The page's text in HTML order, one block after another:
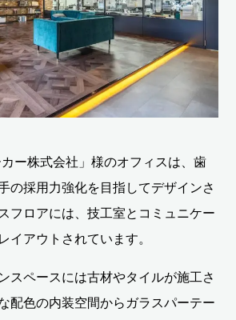
カー株式会社」様のオフィスは、歯
の採用力強化を目指してデザインさ
フロアには、技工室とコミュニケー
イアウトされています。
スペースには古材やタイルが施工さ
配色の内装空間からガラスパーテー